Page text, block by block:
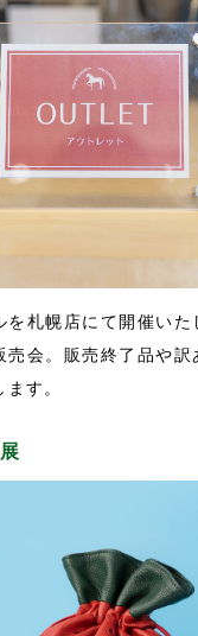
を札幌店にて開催いた
売会。販売終了品や
す。